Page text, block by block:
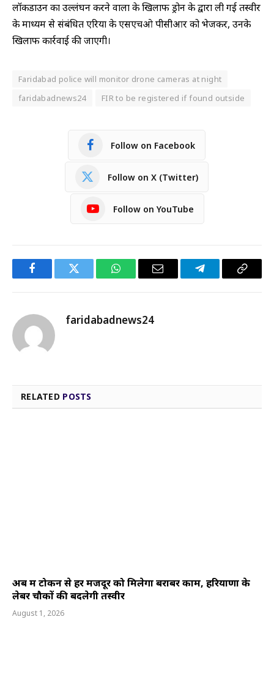
लॉकडाउन का उल्लंघन करने वालों के खिलाफ ड्रोन के द्वारा ली गई तस्वीर
के माध्यम से संबंधित एरिया के एसएचओ पीसीआर को भेजकर, उनके
खिलाफ कार्रवाई की जाएगी।
Faridabad police will monitor drone cameras at night
faridabadnews24
FIR to be registered if found outside
Follow on Facebook
Follow on X (Twitter)
Follow on YouTube
FacebookTwitter WhatsAppEmail TelegramCopy
faridabadnews24
RELATED POSTS
अब श्रम टोकन से हर मजदूर को मिलेगा बराबर काम, हरियाणा के
लेबर चौकों की बदलेगी तस्वीर
August 1, 2026